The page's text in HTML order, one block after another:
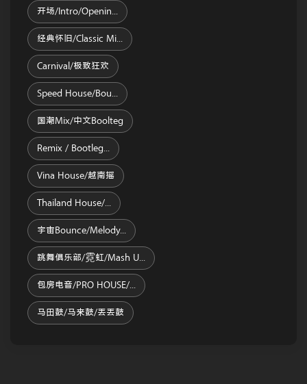
开场/Intro/Openin...
经典怀旧/Classic Mi...
Carnival/极致狂欢
Speed House/Bou...
国潮Mix/中文Boolteg
Remix / Bootleg...
Vina House/越南摇
Thailand House/...
宇宙Bounce/melody...
跳舞俱乐部/霓虹/Mash U...
包房电音/PRO HOUSE/...
马田鼓/马来鼓/丢丢鼓